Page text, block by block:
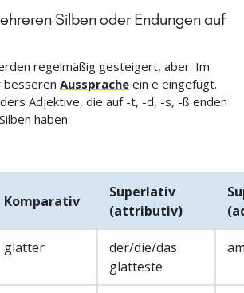
Silben oder Endungen auf
regelmäßig gesteigert, aber: Im
besseren Aussprache ein e eingefügt.
Adjektive, die auf -t, -d, -s, -ß enden
haben.
Komparativ
Superlativ
(attributiv)
glatter
der/die/das
glatteste